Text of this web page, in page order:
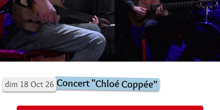
dim 18 Oct 26 Concert "Chloé Coppée"